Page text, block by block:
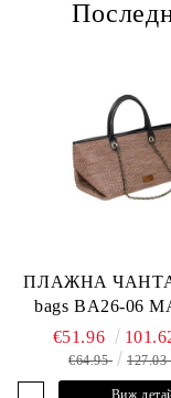
ПЛАЖНА ЧАНТА
bags BA26-06 MARC &
ANDRE
€51.96
€64.95 127.03
Виж